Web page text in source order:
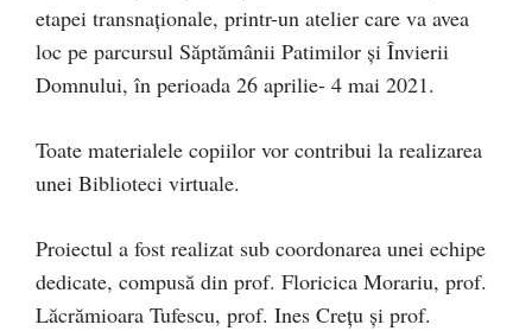
etapei transnaționale, printr-un atelier care va avea
loc pe parcursul Săptămânii Patimilor și Învierii
Domnului, în perioada 26 aprilie- 4 mai 2021.
Toate materialele copiilor vor contribui la realizarea
unei Biblioteci virtuale.
Proiectul a fost realizat sub coordonarea unei echipe
dedicate, compusă din prof. Floricica Morariu, prof.
Lăcrămioara Tufescu, prof. Ines Crețu și prof.